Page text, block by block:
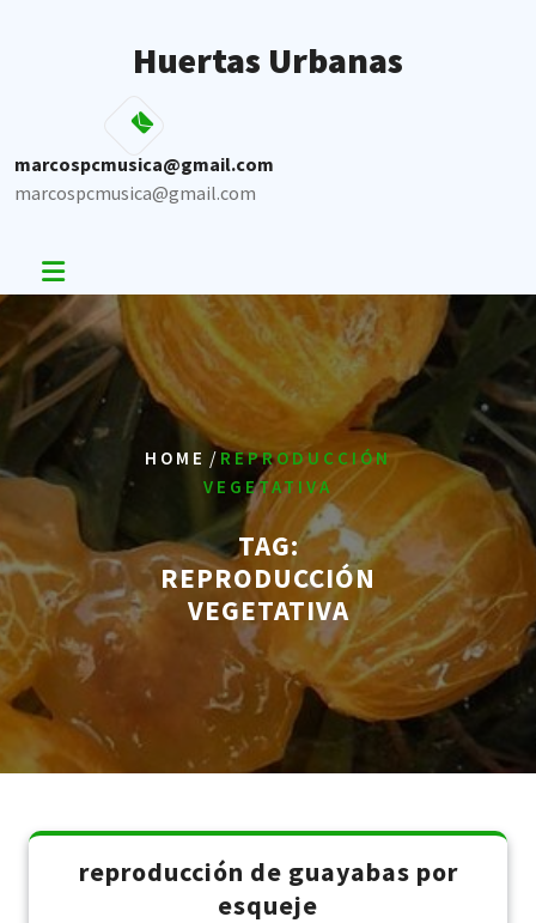
Huertas Urbanas
marcospcmusica@gmail.com
marcospcmusica@gmail.com
HOME / REPRODUCCIÓN
VEGETATIVA
TAG:
REPRODUCCIÓN
VEGETATIVA
reproducción de guayabas por
esqueje